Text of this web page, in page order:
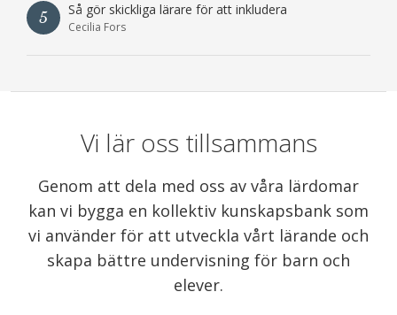
5 Så gör skickliga lärare för att inkludera
Cecilia Fors
Vi lär oss tillsammans
Genom att dela med oss av våra lärdomar
kan vi bygga en kollektiv kunskapsbank som
vi använder för att utveckla vårt lärande och
skapa bättre undervisning för barn och
elever.